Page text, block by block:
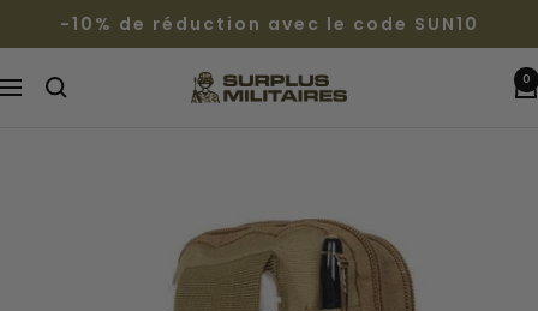
au
contenu
-10% de réduction avec le code SUN10
Navigation
Surplus
0